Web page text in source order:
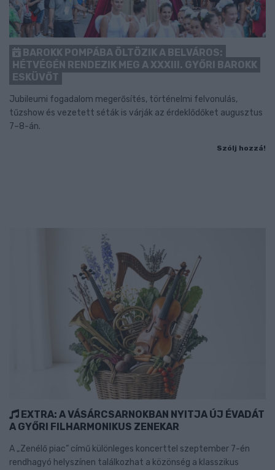
BAROKK POMPÁBA ÖLTÖZIK A BELVÁROS:
HÉTVÉGÉN RENDEZIK MEG A XXXIII. GYŐRI BAROKK
ESKÜVŐT
Jubileumi fogadalom megerősítés, történelmi felvonulás,
tűzshow és vezetett séták is várják az érdeklődőket augusztus
7–8-án.
Szólj hozzá!
EXTRA: A VÁSÁRCSARNOKBAN NYITJA ÚJ ÉVADÁT
A GYŐRI FILHARMONIKUS ZENEKAR
A „Zenélő piac” című különleges koncerttel szeptember 7-én
rendhagyó helyszínen találkozhat a közönség a klasszikus